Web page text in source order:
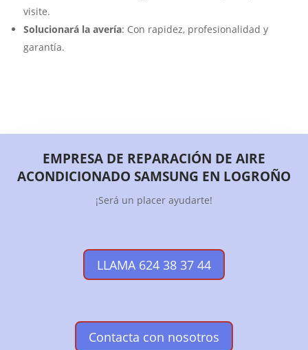
visite.
Solucionará la avería: Con rapidez, profesionalidad y
garantía.
EMPRESA DE REPARACIÓN DE AIRE
ACONDICIONADO SAMSUNG EN LOGROÑO
¡Será un placer ayudarte!
LLAMA 624 38 37 44
Contacta con nosotros